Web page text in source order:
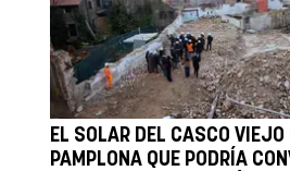
EL SOLAR DEL CASCO VIEJO
PAMPLONA QUE PODRÍA